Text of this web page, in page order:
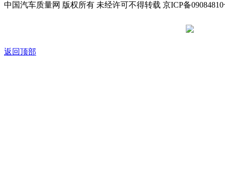
中国汽车质量网 版权所有 未经许可不得转载 京ICP备09084810
返回顶部